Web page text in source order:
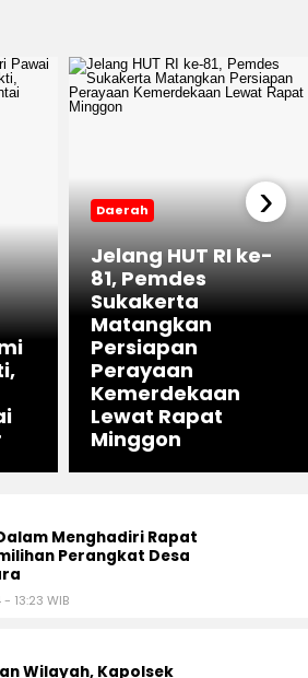
Daerah
Jelang HUT RI ke-
81, Pemdes
Sukakerta
Matangkan
Persiapan
Perayaan
Kemerdekaan
Lewat Rapat
Minggon
›
Menghadiri Rapat
Perangkat Desa
13:23 WIB
Wilayah, Kapolsek